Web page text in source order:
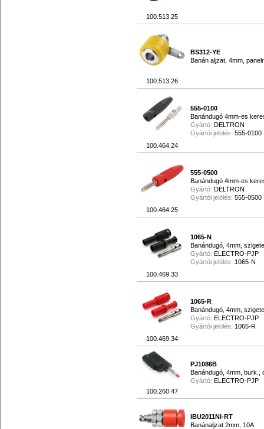
100.513.25
100.513.26
BS312-YE
Banán aljzat, 4mm,
100.464.24
555-0100
Banándugó 4mm-es
Gyártó: DELTRON
Gyártói jelölés: 555-0100
100.464.25
555-0500
Banándugó 4mm-es
Gyártó: DELTRON
Gyártói jelölés: 555-0500
100.469.33
1065-N
Banándugó, 4mm,
Gyártó: ELECTRO-PJP
Gyártói jelölés: 1065-N
100.469.34
1065-R
Banándugó, 4mm,
Gyártó: ELECTRO-PJP
Gyártói jelölés: 1065-R
100.260.47
PJ1086B
Banándugó, 4mm, burk.,
Gyártó: ELECTRO-PJP
IBU2011NI-RT
Banánaljzat 2mm, 10A